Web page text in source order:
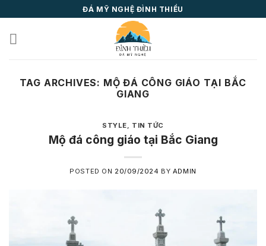
to
content
ĐÁ MỸ NGHỆ ĐÌNH THIỀU
TAG ARCHIVES: MỘ ĐÁ CÔNG GIÁO TẠI BẮC
GIANG
STYLE, TIN TỨC
Mộ đá công giáo tại Bắc Giang
POSTED ON 20/09/2024 BY ADMIN